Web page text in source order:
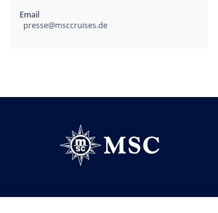
Email
presse@msccruises.de
Follow us